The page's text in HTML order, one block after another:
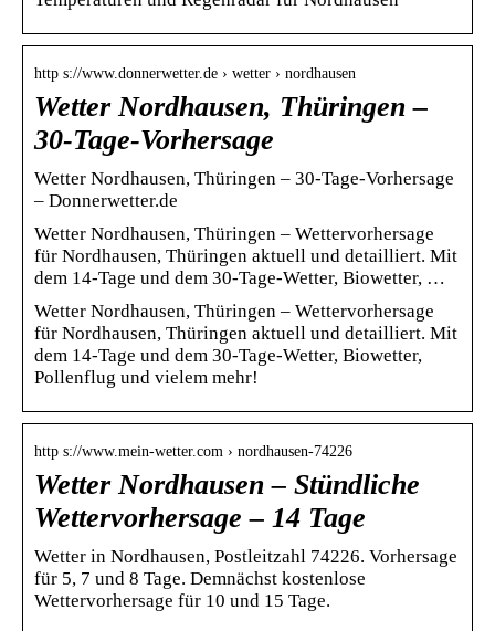
http s://www.donnerwetter.de › wetter › nordhausen
Wetter Nordhausen, Thüringen –
30-Tage-Vorhersage
Wetter Nordhausen, Thüringen – 30-Tage-Vorhersage
– Donnerwetter.de
Wetter Nordhausen, Thüringen – Wettervorhersage
für Nordhausen, Thüringen aktuell und detailliert. Mit
dem 14-Tage und dem 30-Tage-Wetter, Biowetter, …
Wetter Nordhausen, Thüringen – Wettervorhersage
für Nordhausen, Thüringen aktuell und detailliert. Mit
dem 14-Tage und dem 30-Tage-Wetter, Biowetter,
Pollenflug und vielem mehr!
http s://www.mein-wetter.com › nordhausen-74226
Wetter Nordhausen – Stündliche
Wettervorhersage – 14 Tage
Wetter in Nordhausen, Postleitzahl 74226. Vorhersage
für 5, 7 und 8 Tage. Demnächst kostenlose
Wettervorhersage für 10 und 15 Tage.